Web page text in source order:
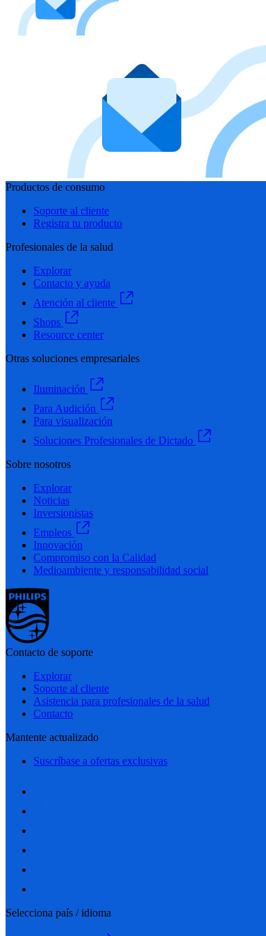
Productos de consumo
Soporte al cliente
Registra tu producto
Profesionales de la salud
Explorar
Contacto y ayuda
Atención al cliente
Shops
Resource center
Otras soluciones empresariales
Iluminación
Para Audición
Para visualización
Soluciones Profesionales de Dictado
Sobre nosotros
Explorar
Noticias
Inversionistas
Empleos
Innovación
Compromiso con la Calidad
Medioambiente y responsabilidad social
Contacto de soporte
Explorar
Soporte al cliente
Asistencia para profesionales de la salud
Contacto
Mantente actualizado
Suscríbase a ofertas exclusivas
Selecciona país / idioma